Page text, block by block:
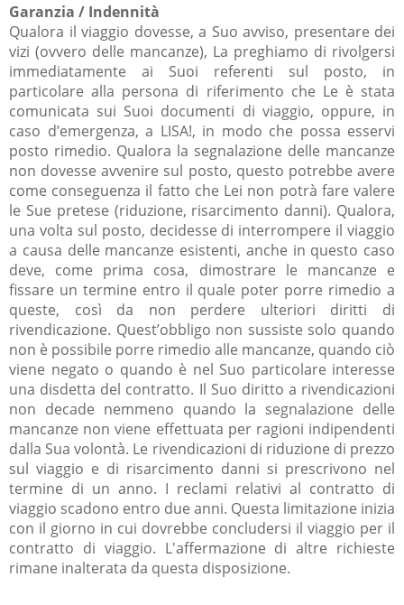
Garanzia / Indennità
Qualora il viaggio dovesse, a Suo avviso, presentare dei
vizi (ovvero delle mancanze), La preghiamo di rivolgersi
immediatamente ai Suoi referenti sul posto, in
particolare alla persona di riferimento che Le è stata
comunicata sui Suoi documenti di viaggio, oppure, in
caso d’emergenza, a LISA!, in modo che possa esservi
posto rimedio. Qualora la segnalazione delle mancanze
non dovesse avvenire sul posto, questo potrebbe avere
come conseguenza il fatto che Lei non potrà fare valere
le Sue pretese (riduzione, risarcimento danni). Qualora,
una volta sul posto, decidesse di interrompere il viaggio
a causa delle mancanze esistenti, anche in questo caso
deve, come prima cosa, dimostrare le mancanze e
fissare un termine entro il quale poter porre rimedio a
queste, così da non perdere ulteriori diritti di
rivendicazione. Quest’obbligo non sussiste solo quando
non è possibile porre rimedio alle mancanze, quando ciò
viene negato o quando è nel Suo particolare interesse
una disdetta del contratto. Il Suo diritto a rivendicazioni
non decade nemmeno quando la segnalazione delle
mancanze non viene effettuata per ragioni indipendenti
dalla Sua volontà. Le rivendicazioni di riduzione di prezzo
sul viaggio e di risarcimento danni si prescrivono nel
termine di un anno. I reclami relativi al contratto di
viaggio scadono entro due anni. Questa limitazione inizia
con il giorno in cui dovrebbe concludersi il viaggio per il
contratto di viaggio. L'affermazione di altre richieste
rimane inalterata da questa disposizione.